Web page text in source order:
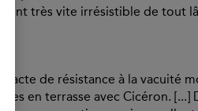
très vite irrésistible de tout
acte de résistance à la vacuité
en terrasse avec Cicéron. [...]